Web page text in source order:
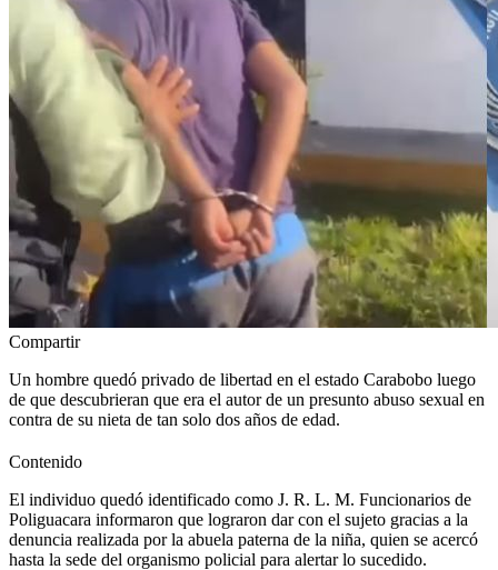
Compartir
Un hombre quedó privado de libertad en el estado Carabobo luego
de que descubrieran que era el autor de un presunto abuso sexual en
contra de su nieta de tan solo dos años de edad.
Contenido
El individuo quedó identificado como J. R. L. M. Funcionarios de
Poliguacara informaron que lograron dar con el sujeto gracias a la
denuncia realizada por la abuela paterna de la niña, quien se acercó
hasta la sede del organismo policial para alertar lo sucedido.